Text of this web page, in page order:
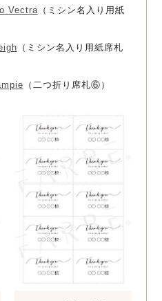
Vectra（ミシン名入り用紙
（ミシン名入り用紙席札
（二つ折り席札⑥）